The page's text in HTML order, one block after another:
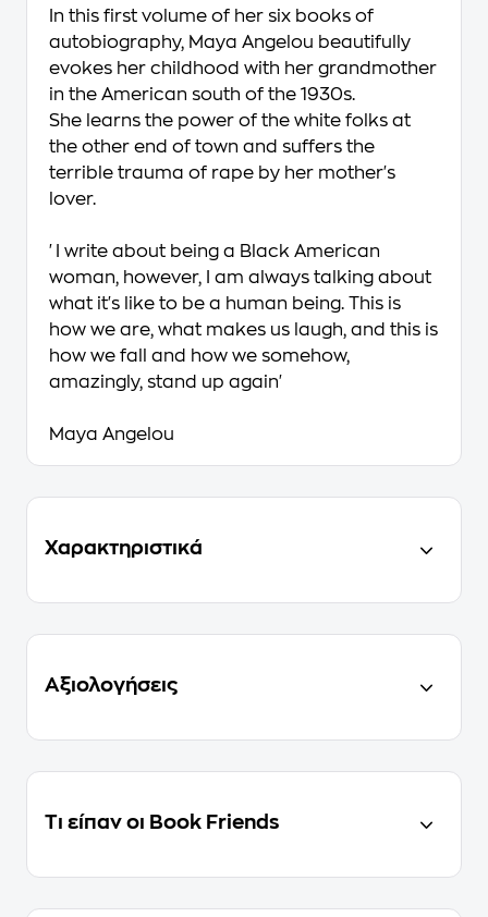
In this first volume of her six books of
autobiography, Maya Angelou beautifully
evokes her childhood with her grandmother
in the American south of the 1930s.
She learns the power of the white folks at
the other end of town and suffers the
terrible trauma of rape by her mother's
lover.
'I write about being a Black American
woman, however, I am always talking about
what it's like to be a human being. This is
how we are, what makes us laugh, and this is
how we fall and how we somehow,
amazingly, stand up again'
Maya Angelou
Χαρακτηριστικά
Αξιολογήσεις
Τι είπαν οι Book Friends